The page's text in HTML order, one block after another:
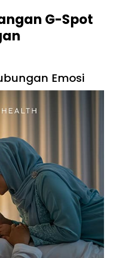
G-Spot
Emosi